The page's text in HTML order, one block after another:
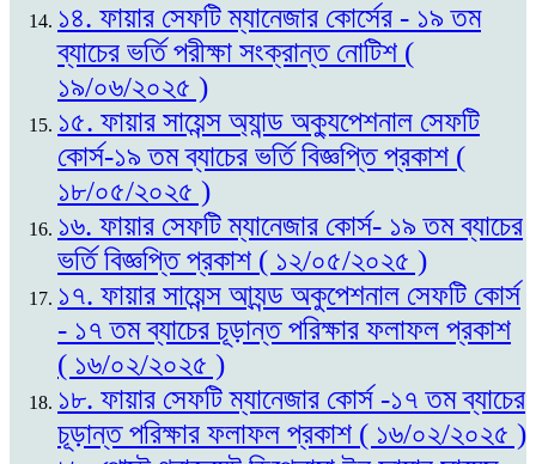
১৪. ফায়ার সেফটি ম্যানেজার কোর্সের - ১৯ তম
ব্যাচের ভর্তি পরীক্ষা সংক্রান্ত নোটিশ (
১৯/০৬/২০২৫ )
১৫. ফায়ার সায়েন্স অ্যান্ড অক্যুপেশনাল সেফটি
কোর্স-১৯ তম ব্যাচের ভর্তি বিজ্ঞপ্তি প্রকাশ (
১৮/০৫/২০২৫ )
১৬. ফায়ার সেফটি ম্যানেজার কোর্স- ১৯ তম ব্যাচের
ভর্তি বিজ্ঞপ্তি প্রকাশ ( ১২/০৫/২০২৫ )
১৭. ফায়ার সায়েন্স আ্যন্ড অকুপেশনাল সেফটি কোর্স
- ১৭ তম ব্যাচের চূড়ান্ত পরিক্ষার ফলাফল প্রকাশ
( ১৬/০২/২০২৫ )
১৮. ফায়ার সেফটি ম্যানেজার কোর্স -১৭ তম ব্যাচের
চূড়ান্ত পরিক্ষার ফলাফল প্রকাশ ( ১৬/০২/২০২৫ )